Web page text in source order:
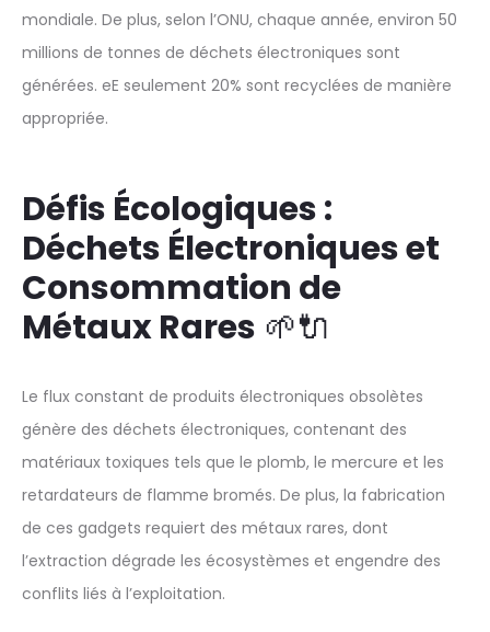
mondiale. De plus, selon l’ONU, chaque année, environ 50
millions de tonnes de déchets électroniques sont
générées. eE seulement 20% sont recyclées de manière
appropriée.
Défis Écologiques :
Déchets Électroniques et
Consommation de
Métaux Rares 🌱🔌
Le flux constant de produits électroniques obsolètes
génère des déchets électroniques, contenant des
matériaux toxiques tels que le plomb, le mercure et les
retardateurs de flamme bromés. De plus, la fabrication
de ces gadgets requiert des métaux rares, dont
l’extraction dégrade les écosystèmes et engendre des
conflits liés à l’exploitation.